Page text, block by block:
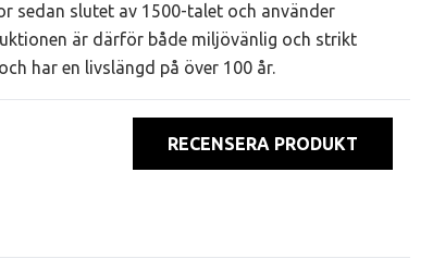
sedan slutet av 1500-talet och använder
är därför både miljövänlig och strikt
har en livslängd på över 100 år.
RECENSERA PRODUKT